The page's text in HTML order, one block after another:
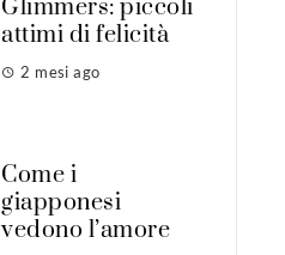
Glimmers: piccoli
attimi di felicità
2 mesi ago
Come i
giapponesi
vedono l’amore